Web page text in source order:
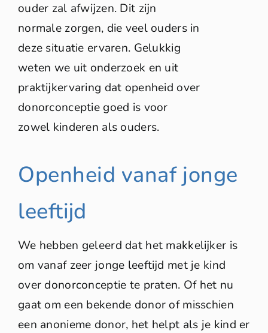
ouder zal afwijzen. Dit zijn
normale zorgen, die veel ouders in
deze situatie ervaren. Gelukkig
weten we uit onderzoek en uit
praktijkervaring dat openheid over
donorconceptie goed is voor
zowel kinderen als ouders.
Openheid vanaf jonge
leeftijd
We hebben geleerd dat het makkelijker is
om vanaf zeer jonge leeftijd met je kind
over donorconceptie te praten. Of het nu
gaat om een bekende donor of misschien
een anonieme donor, het helpt als je kind er